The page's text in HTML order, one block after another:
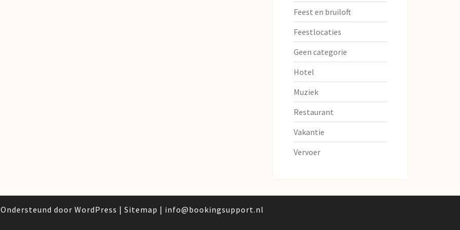
Feest en bruiloft
Feestlocaties
Geen categorie
Hotel
Muziek
Restaurant
Vakantie
Vervoer
Ondersteund door WordPress | Sitemap | info@bookingsupport.nl